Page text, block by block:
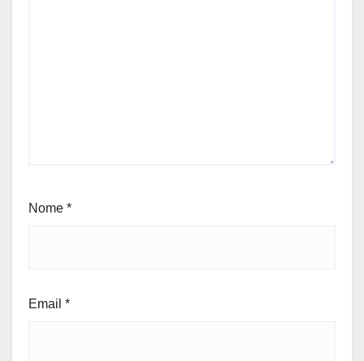
Nome *
Email *